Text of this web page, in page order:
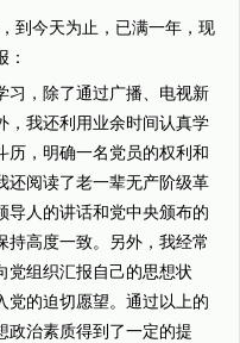
今天为止，已满一年，现
，除了通过广播、电视新
，我还利用业余时间认真学
历，明确一名党员的权利和
还阅读了老一辈无产阶级革
导人的讲话和党中央颁布的
持高度一致。另外，我经常
党组织汇报自己的思想状
党的迫切愿望。通过以上的
政治素质得到了一定的提